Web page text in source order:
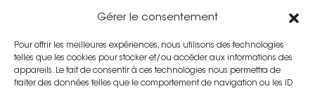
Gérer le consentement
Pour offrir les meilleures expériences, nous utilisons des technologies
telles que les cookies pour stocker et/ou accéder aux informations des
appareils. Le fait de consentir à ces technologies nous permettra de
traiter des données telles que le comportement de navigation ou les ID
ac@ateliercommun.ch
Horaires d’ouverture : Lun–Ven : 08h00 – 17h00
Numéro IDE / Numéro d’entreprise : CHE-107.943.736
IDE Succursale Neuchâtel : CHE-190.671.864